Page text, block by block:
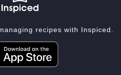
recipes with Inspiced.